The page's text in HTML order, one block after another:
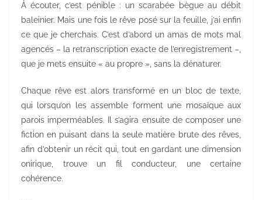
À écouter, c’est pénible : un scarabée bègue au débit
baleinier. Mais une fois le rêve posé sur la feuille, j’ai enfin
ce que je cherchais. C’est d’abord un amas de mots mal
agencés – la retranscription exacte de l’enregistrement –,
que je mets ensuite « au propre », sans la dénaturer.
Chaque rêve est alors transformé en un bloc de texte,
qui lorsqu’on les assemble forment une mosaïque aux
parois imperméables. Il s’agira ensuite de composer une
fiction en puisant dans la seule matière brute des rêves,
afin d’obtenir un récit qui, tout en gardant une dimension
onirique, trouve un fil conducteur, une certaine
cohérence.